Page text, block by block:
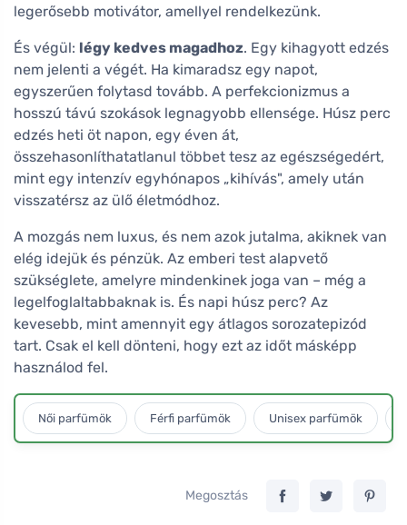
legerősebb motivátor, amellyel rendelkezünk.
És végül: légy kedves magadhoz. Egy kihagyott edzés
nem jelenti a végét. Ha kimaradsz egy napot,
egyszerűen folytasd tovább. A perfekcionizmus a
hosszú távú szokások legnagyobb ellensége. Húsz perc
edzés heti öt napon, egy éven át,
összehasonlíthatatlanul többet tesz az egészségedért,
mint egy intenzív egyhónapos „kihívás", amely után
visszatérsz az ülő életmódhoz.
A mozgás nem luxus, és nem azok jutalma, akiknek van
elég idejük és pénzük. Az emberi test alapvető
szükséglete, amelyre mindenkinek joga van – még a
legelfoglaltabbaknak is. És napi húsz perc? Az
kevesebb, mint amennyit egy átlagos sorozatepizód
tart. Csak el kell dönteni, hogy ezt az időt másképp
használod fel.
Női parfümök Férfi parfümök Unisex parfümök
Megosztás